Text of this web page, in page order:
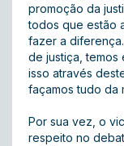
promoção da
todos que estão
fazer a
de justiça, temos
isso através
façamos tudo da
Por sua vez, o
respeito no